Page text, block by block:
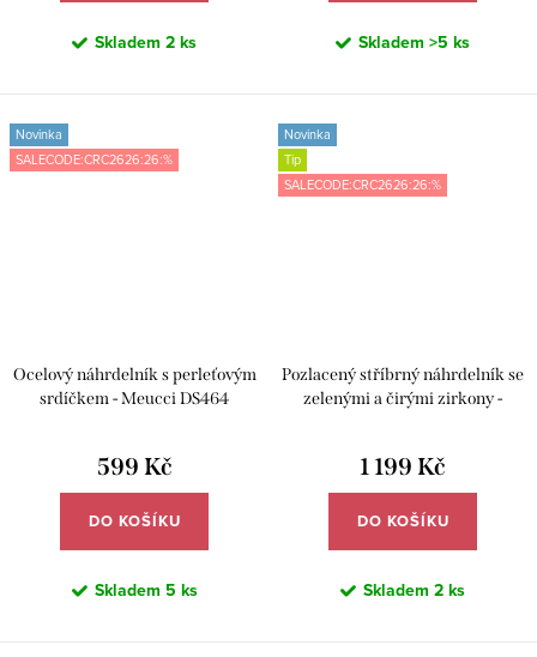
Skladem 2 ks Skladem >5 ks
Novinka
SALECODE:CRC2626:26:%
Ocelový náhrdelník s perleťovým
srdíčkem - Meucci DS464
599 Kč
DO KOŠÍKU
Skladem 5 ks
Novinka
Tip
SALECODE:CRC2626:26:%
Pozlacený stříbrný náhrdelník se
zelenými a čirými zirkony -
1 199 Kč
DO KOŠÍKU
Skladem 2 ks